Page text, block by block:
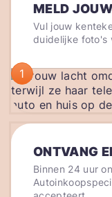
MELD
Vul jouw
duidelijke foto's
1
ONTVANG
Binnen 24 uur